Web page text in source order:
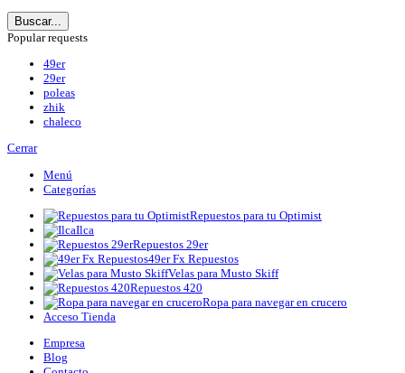
Buscar...
Popular requests
49er
29er
poleas
zhik
chaleco
Cerrar
Menú
Categorías
Repuestos para tu Optimist
Ilca
Repuestos 29er
49er Fx Repuestos
Velas para Musto Skiff
Repuestos 420
Ropa para navegar en crucero
Acceso Tienda
Empresa
Blog